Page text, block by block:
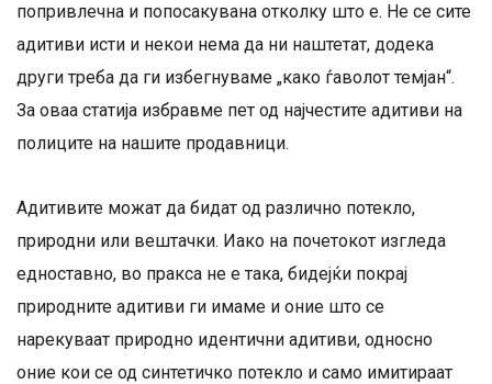
попривлечна и попосакувана отколку што е. Не се сите
адитиви исти и некои нема да ни наштетат, додека
други треба да ги избегнуваме „како ѓаволот темјан“.
За оваа статија избравме пет од најчестите адитиви на
полиците на нашите продавници.
Адитивите можат да бидат од различно потекло,
природни или вештачки. Иако на почетокот изгледа
едноставно, во пракса не е така, бидејќи покрај
природните адитиви ги имаме и оние што се
нарекуваат природно идентични адитиви, односно
оние кои се од синтетичко потекло и само имитираат